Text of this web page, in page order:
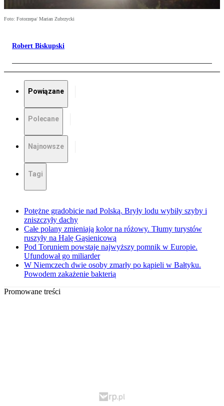
Foto: Fotorzepa/ Marian Zubrzycki
Robert Biskupski
Powiązane
Polecane
Najnowsze
Tagi
Potężne gradobicie nad Polską. Bryły lodu wybiły szyby i
zniszczyły dachy
Całe polany zmieniają kolor na różowy. Tłumy turystów
ruszyły na Halę Gąsienicową
Pod Toruniem powstaje najwyższy pomnik w Europie.
Ufundował go miliarder
W Niemczech dwie osoby zmarły po kąpieli w Bałtyku.
Powodem zakażenie bakterią
Promowane treści